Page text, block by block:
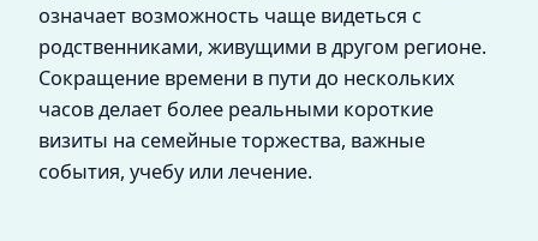
означает возможность чаще видеться с
родственниками, живущими в другом регионе.
Сокращение времени в пути до нескольких
часов делает более реальными короткие
визиты на семейные торжества, важные
события, учебу или лечение.